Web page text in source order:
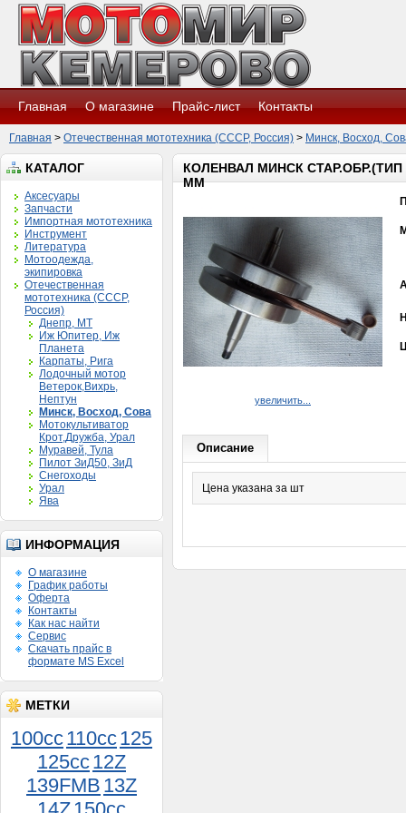
Главная О магазине Прайс-лист Контакты
Главная > Отечественная мототехника (СССР, Россия) > Минск, Восход,
КАТАЛОГ
Аксесуары
Запчасти
Импортная мототехника
Инструмент
Литература
Мотоодежда,
экипировка
Отечественная
мототехника (СССР,
Россия)
Днепр, МТ
Иж Юпитер, Иж
Планета
Карпаты, Рига
Лодочный мотор
Ветерок,Вихрь,
Нептун
Минск, Восход, Сова
Мотокультиватор
Крот,Дружба, Урал
Муравей, Тула
Пилот ЗиД50, ЗиД
Снегоходы
Урал
Ява
ИНФОРМАЦИЯ
О магазине
График работы
Оферта
Контакты
Как нас найти
Сервис
Скачать прайс в
формате MS Excel
МЕТКИ
100cc110cc125
125cc12Z
139FMB 13Z
Прокладка головки Минск
медная
50руб.
КОЛЕНВАЛ МИНСК
ММ
увеличить...
Описание
Цена указана за шт